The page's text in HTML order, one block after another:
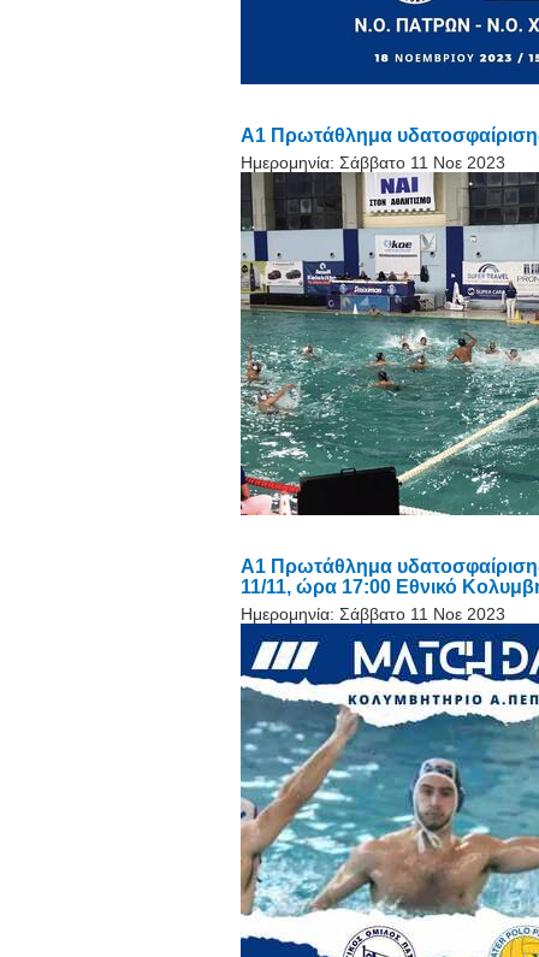
Α1 Πρωτάθλημα
Ημερομηνία: Σάββατο 11 Νοε 2023
Α1 Πρωτάθλημα
11/11, ώρα 17:00 Εθνικό
Ημερομηνία: Σάββατο 11 Νοε 2023